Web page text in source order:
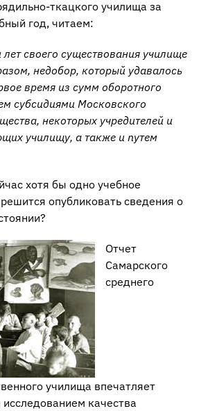
ткацкого училища за
год, читаем:
лет своего существования училище
недобор, который удавалось
время из сумм оборотного
субсидиями Московского
некоторых учредителей и
училищу, а также и путем
хотя бы одно учебное
опубликовать сведения о
Отчет
Самарского
среднего
училища впечатляет
качества